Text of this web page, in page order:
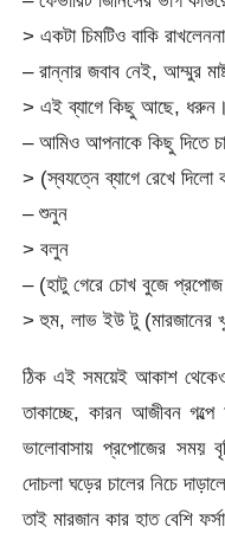
> একটা চিমটিও বাকি
– রান্নার জবাব নেই, আম্মুর
> এই ব্যাগে কিছু আছে, ধরুন।
– আমিও আপনাকে কিছু দিতে
> (স্বযত্নে ব্যাগে রেখে
– শুনুন
> বলুন
– (হাটু গেরে চোখ বুজে
> হুম, লাভ ইউ টু (মারজানের
ঠিক এই সময়েই আকাশ
তাকাচ্ছে, কারন আজীবন
ভালোবাসায় প্রপোজের
দোচলা ঘড়ের চালের নিচে
তাই মারজান কার হাত বেশি